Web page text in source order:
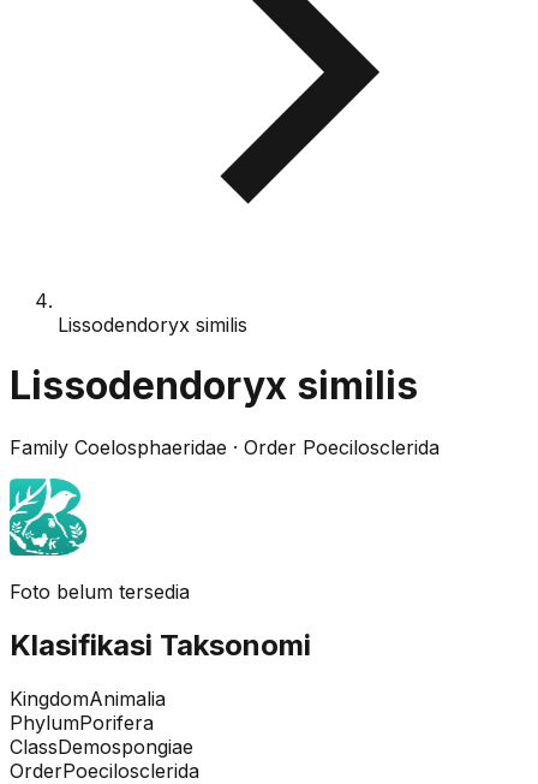
Lissodendoryx similis
Lissodendoryx similis
Family Coelosphaeridae · Order Poecilosclerida
Foto belum tersedia
Klasifikasi Taksonomi
KingdomAnimalia
PhylumPorifera
ClassDemospongiae
OrderPoecilosclerida